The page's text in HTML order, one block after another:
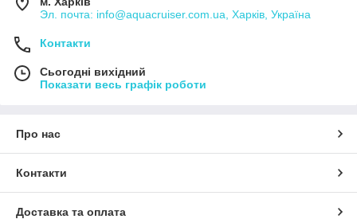
Ціни в інтернет-магазині Аква Крузер завжди
діючі ― ми цінуємо Ваш час!
Эл. почта: info@aquacruiser.com.ua, Харків, Україна
Контакти
Сьогодні вихідний
Показати весь графік роботи
Про нас
Контакти
Доставка та оплата